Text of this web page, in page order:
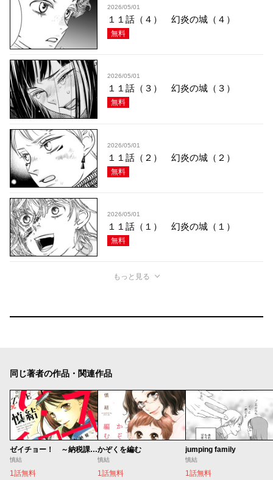
2026/05/01
１１話（４） 幻炎の城（４）
無料
2026/05/01
１１話（３） 幻炎の城（３）
無料
2026/05/01
１１話（２） 幻炎の城（２）
無料
2026/05/01
１１話（１） 幻炎の城（１）
無料
もっと見る
同じ著者の作品・関連作品
ゼイチョー！ ～納税課第三収納係～
慎結
1話無料
かぞくを編む
慎結
1話無料
jumping family
慎結
1話無料